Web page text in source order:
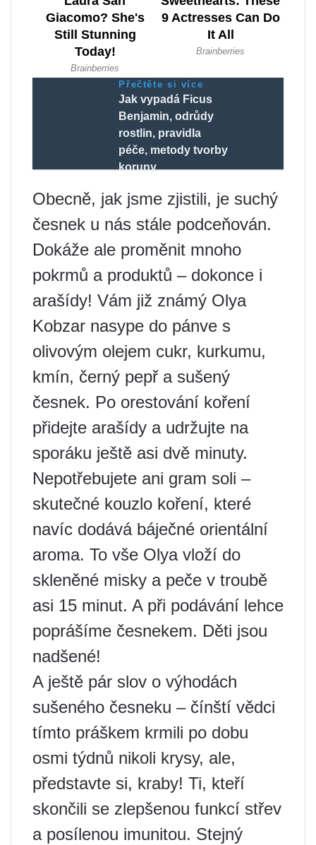
Přečtěte si více
Jak vypadá Ficus
Benjamin, odrůdy
rostlin, pravidla
péče, metody tvorby
koruny
Obecně, jak jsme zjistili, je suchý
česnek u nás stále podceňován.
Dokáže ale proměnit mnoho
pokrmů a produktů – dokonce i
arašídy! Vám již známý Olya
Kobzar nasype do pánve s
olivovým olejem cukr, kurkumu,
kmín, černý pepř a sušený
česnek. Po orestování koření
přidejte arašídy a udržujte na
sporáku ještě asi dvě minuty.
Nepotřebujete ani gram soli –
skutečné kouzlo koření, které
navíc dodává báječné orientální
aroma. To vše Olya vloží do
skleněné misky a peče v troubě
asi 15 minut. A při podávání lehce
poprášíme česnekem. Děti jsou
nadšené!
A ještě pár slov o výhodách
sušeného česneku – čínští vědci
tímto práškem krmili po dobu
osmi týdnů nikoli krysy, ale,
představte si, kraby! Ti, kteří
skončili se zlepšenou funkcí střev
a posílenou imunitou. Stejný